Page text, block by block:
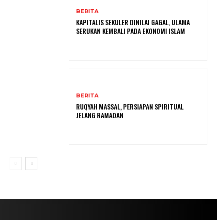
BERITA
KAPITALIS SEKULER DINILAI GAGAL, ULAMA
SERUKAN KEMBALI PADA EKONOMI ISLAM
BERITA
RUQYAH MASSAL, PERSIAPAN SPIRITUAL
JELANG RAMADAN